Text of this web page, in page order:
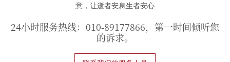
意，让逝者安息生者安心
24小时服务热线：010-89177866，第一时间倾听您
的诉求。